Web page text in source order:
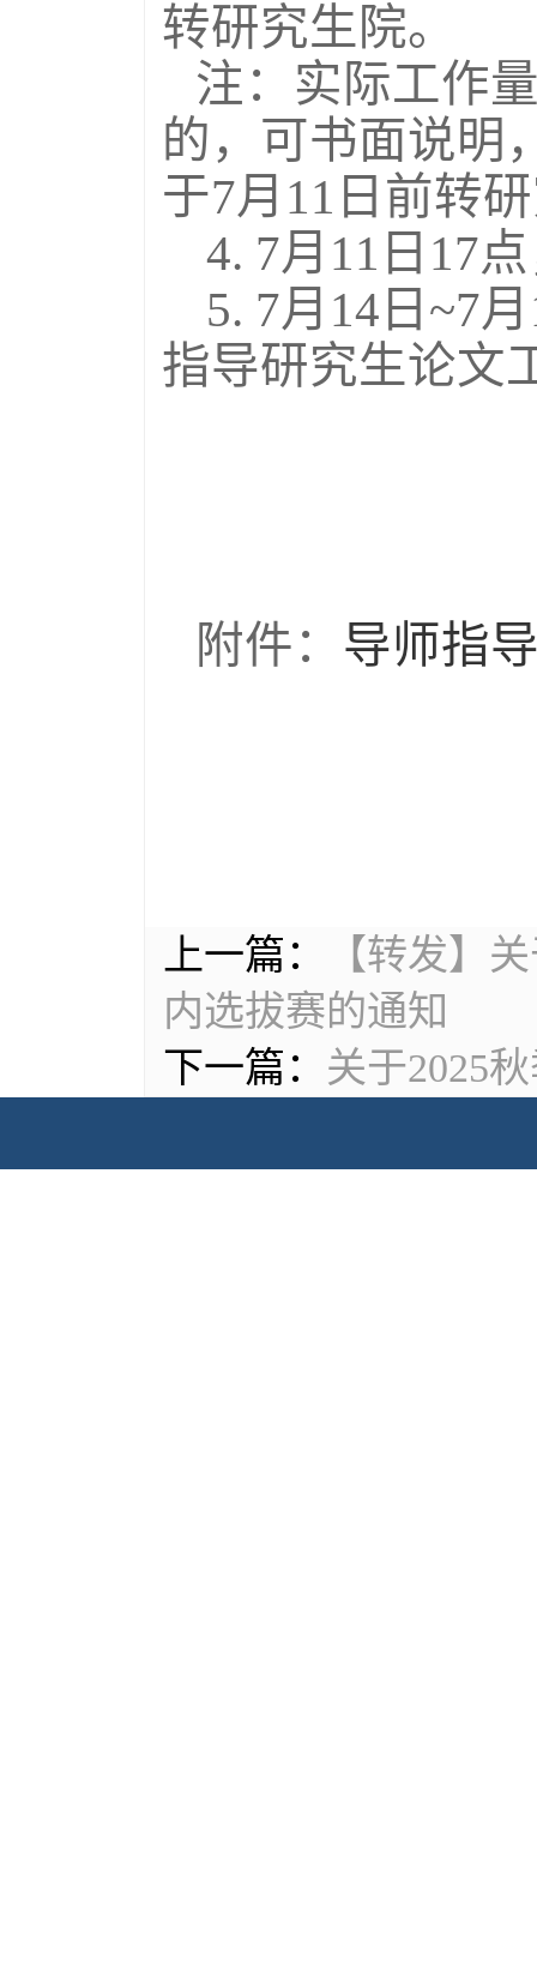
转研究生院。
注：实际工作
的，可书面说明
于7月11日前转
4. 7月11日 17
5. 7月14日 ~7
指导研究生论文
附件： 导师指
上一篇：
【转发】
内选拔赛的通知
下一篇： 关于2025